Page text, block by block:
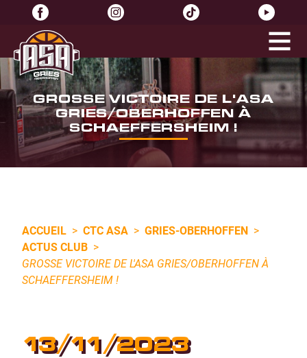
GROSSE VICTOIRE DE L'ASA
GRIES/OBERHOFFEN À
SCHAEFFERSHEIM !
ACCUEIL > CTC ASA > GRIES-OBERHOFFEN >
ACTUS CLUB >
GROSSE VICTOIRE DE L'ASA GRIES/OBERHOFFEN À
SCHAEFFERSHEIM !
13/11/2023